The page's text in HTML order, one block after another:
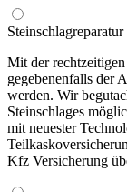
Steinschlagreparatur
Mit der
gegebenenfalls der
werden. Wir
Steinschlages
mit neuester
Kfz Versicherung